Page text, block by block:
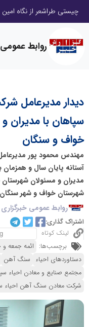
روابط
دیدار مدیرعامل
سپاهان با مدیران
خواف و سنگان
مهندس محمود پور
آستانه پایان سال و همزمان
مدیران و مسئولان
شهرستان خواف و شهر سنگان
روابط عمومی
اشتراک گذاری:
لینک کوتاه
برچسب‌ها: ائمه جمعه
دستاوردهای احیاء سنگ آهن
مجتمع صنایع و معادن احیاء
شرکت معادن سنگ آهن احیاء